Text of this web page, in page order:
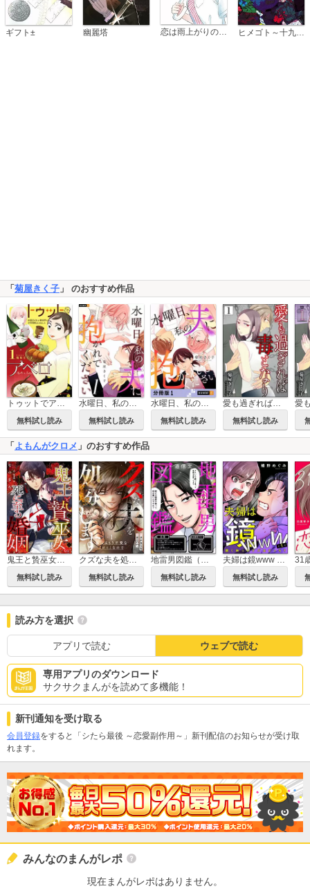
ギフト± 幽麗塔 恋は雨上がりのように
「 菊屋きく子 」 のおすすめ作品
トゥットでアペロ～派遣切りOLが異世界で小料理屋はじめました～【単行本】
無料試し読み
水曜日、私の夫に抱かれてください
無料試し読み
水曜日、私の夫に抱かれてください 【分冊版】
無料試し読み
愛も過ぎれば毒となり
無料試し読み
「 よもんがクロメ 」のおすすめ作品
鬼王と贄巫女の死に至る婚姻（分冊版）
無料試し読み
クズな夫を処分します ～私にはもう不要な「ゴミ」なので～（分冊版）
無料試し読み
地雷男図鑑（分冊版）
無料試し読み
夫婦は鏡www 醜く映ったクズはどっち？（分冊版）
無料試し読み
読み方を選択
アプリで読む ウェブで読む
専用アプリのダウンロード
サクサクまんがを読めて多機能！
新刊通知を受け取る
会員登録をすると「シたら最後 ～恋愛副作用～」新刊配信のお知らせが受け取
れます。
みんなのまんがレポ
現在まんがレポはありません。